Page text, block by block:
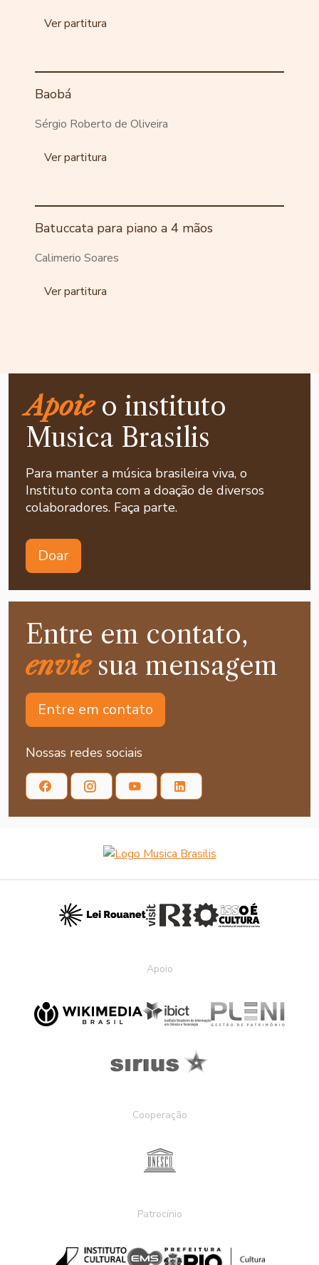
Ver partitura
Baobá
Sérgio Roberto de Oliveira
Ver partitura
Batuccata para piano a 4 mãos
Calimerio Soares
Ver partitura
Apoieo instituto
Musica Brasilis
Para manter a música brasileira viva, o
Instituto conta com a doação de diversos
colaboradores. Faça parte.
Doar
Entre em contato,
enviesua mensagem
Entre em contato
Nossas redes sociais
Apoio
Cooperação
Patrocínio